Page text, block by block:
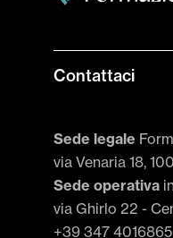
Contattaci
Sede legale
via Venaria 18,
Sede operativa
via Ghirlo 22 -
+39 347 4016865